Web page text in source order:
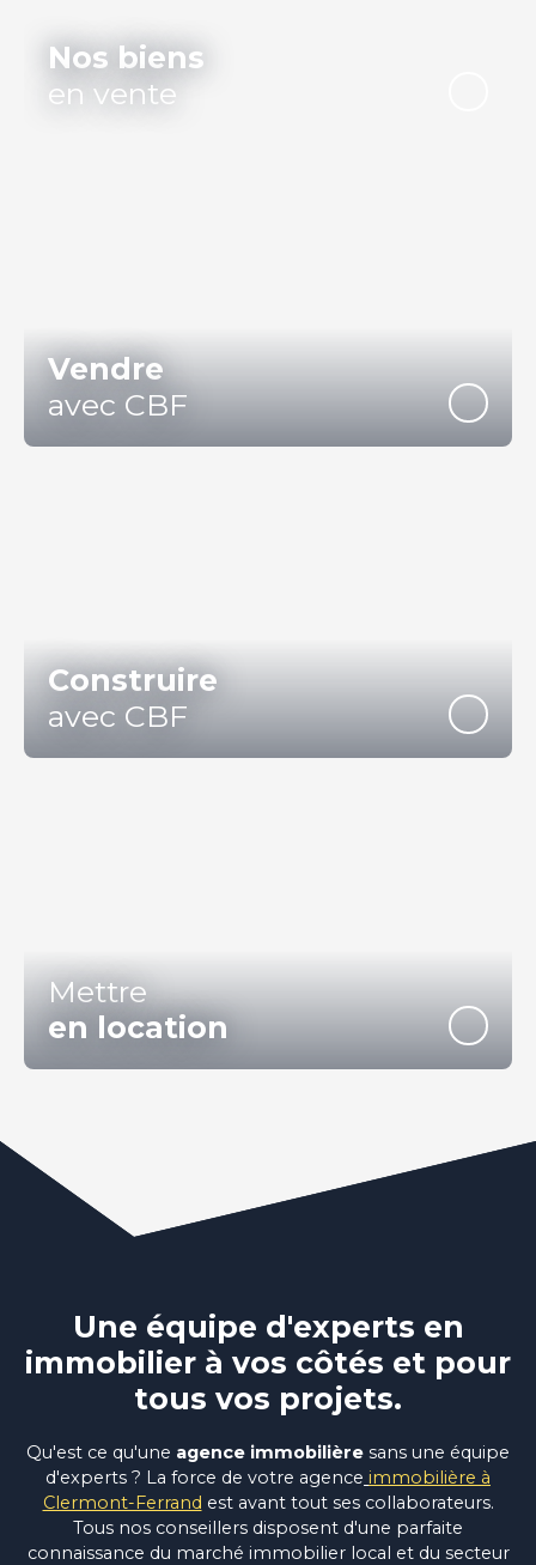
Nos biens
en vente
Vendre
avec CBF
Construire
avec CBF
Mettre
en location
Une équipe d'experts en
immobilier à vos côtés et pour
tous vos projets.
Qu'est ce qu'une agence immobilière sans une équipe
d'experts ? La force de votre agence immobilière à
Clermont-Ferrand est avant tout ses collaborateurs.
Tous nos conseillers disposent d'une parfaite
connaissance du marché immobilier local et du secteur